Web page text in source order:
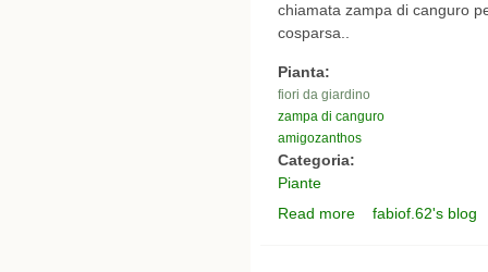
chiamata zampa di canguro
cosparsa..
Pianta:
fiori da giardino
zampa di canguro
amigozanthos
Categoria:
Piante
Read more about zampa di
fabiof.62's blog